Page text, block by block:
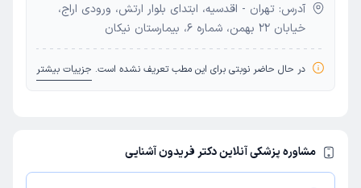
آدرس: تهران - اقدسیه، ابتدای بلوار ارتش، ورودی اراج،
خیابان 22 بهمن، شماره 6، بیمارستان نیکان
در حال حاضر نوبتی برای این مطب تعریف نشده است. جزییات بیشتر
مشاوره پزشکی آنلاین دکتر فریدون آشنایی